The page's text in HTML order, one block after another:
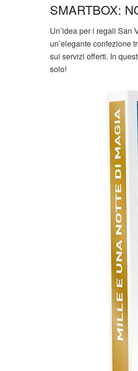
SMARTBOX:
Un’idea per i regali San
un’elegante confezione
sui servizi offerti. In
solo!